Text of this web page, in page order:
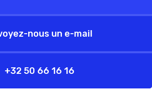
nous un e-mail
+32 50 66 16 16